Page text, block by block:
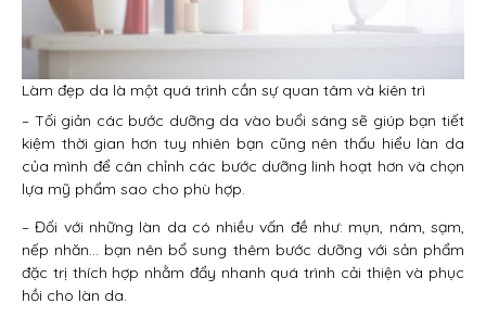
Làm đẹp da là một quá trình cần sự quan tâm và kiên trì
– Tối giản các bước dưỡng da vào buổi sáng sẽ giúp bạn tiết
kiệm thời gian hơn tuy nhiên bạn cũng nên thấu hiểu làn da
của mình để cân chỉnh các bước dưỡng linh hoạt hơn và chọn
lựa mỹ phẩm sao cho phù hợp.
– Đối với những làn da có nhiều vấn đề như: mụn, nám, sạm,
nếp nhăn… bạn nên bổ sung thêm bước dưỡng với sản phẩm
đặc trị thích hợp nhằm đẩy nhanh quá trình cải thiện và phục
hồi cho làn da.